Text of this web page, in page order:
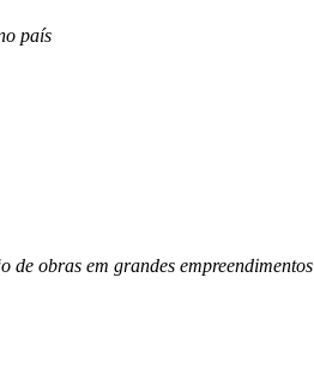
país
de obras em grandes empreendimentos